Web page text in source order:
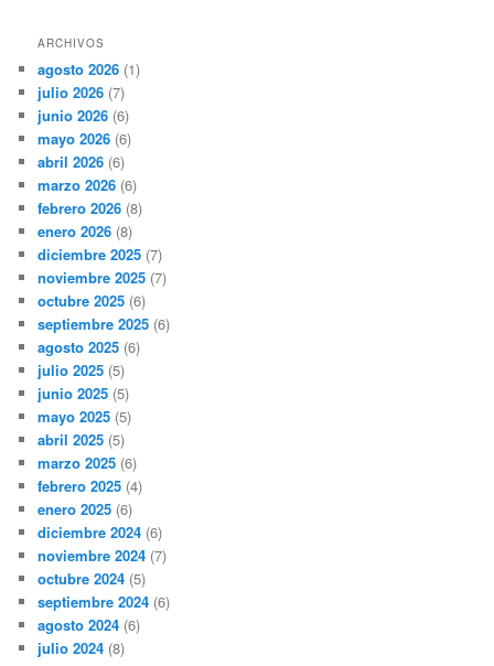
ARCHIVOS
agosto 2026 (1)
julio 2026 (7)
junio 2026 (6)
mayo 2026 (6)
abril 2026 (6)
marzo 2026 (6)
febrero 2026 (8)
enero 2026 (8)
diciembre 2025 (7)
noviembre 2025 (7)
octubre 2025 (6)
septiembre 2025 (6)
agosto 2025 (6)
julio 2025 (5)
junio 2025 (5)
mayo 2025 (5)
abril 2025 (5)
marzo 2025 (6)
febrero 2025 (4)
enero 2025 (6)
diciembre 2024 (6)
noviembre 2024 (7)
octubre 2024 (5)
septiembre 2024 (6)
agosto 2024 (6)
julio 2024 (8)